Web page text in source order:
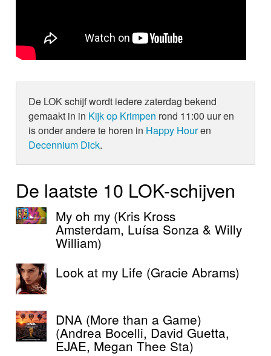
De LOK schijf wordt iedere zaterdag bekend
gemaakt in in Kijk op Krimpen rond 11:00 uur en
is onder andere te horen in Happy Houren
Decennium Dick.
De laatste 10 LOK-schijven
My oh my (Kris Kross
Amsterdam, Luísa Sonza & Willy
William)
Look at my Life (Gracie Abrams)
DNA (More than a Game)
(Andrea Bocelli, David Guetta,
EJAE, Megan Thee Sta)